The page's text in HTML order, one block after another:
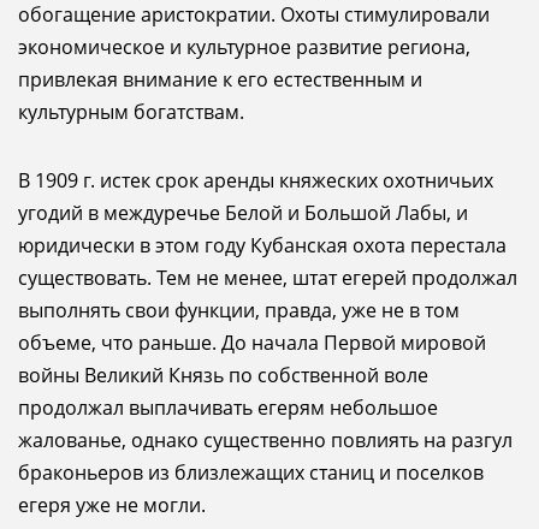
обогащение аристократии. Охоты стимулировали
экономическое и культурное развитие региона,
привлекая внимание к его естественным и
культурным богатствам.
В 1909 г. истек срок аренды княжеских охотничьих
угодий в междуречье Белой и Большой Лабы, и
юридически в этом году Кубанская охота перестала
существовать. Тем не менее, штат егерей продолжал
выполнять свои функции, правда, уже не в том
объеме, что раньше. До начала Первой мировой
войны Великий Князь по собственной воле
продолжал выплачивать егерям небольшое
жалованье, однако существенно повлиять на разгул
браконьеров из близлежащих станиц и поселков
егеря уже не могли.